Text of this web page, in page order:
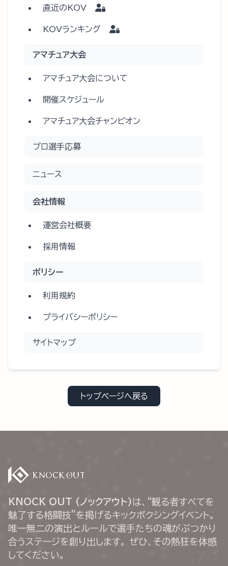
直近のKOV
KOVランキング
アマチュア大会
アマチュア大会について
開催スケジュール
アマチュア大会チャンピオン
プロ選手応募
ニュース
会社情報
運営会社概要
採用情報
ポリシー
利用規約
プライバシーポリシー
サイトマップ
トップページへ戻る
KNOCK OUT (ノックアウト) は、“観る者すべてを
魅了する格闘技”を掲げるキックボクシングイベント。
唯一無二の演出とルールで選手たちの魂がぶつかり
合うステージを創り出します。 ぜひ、その熱狂を体感
してください。